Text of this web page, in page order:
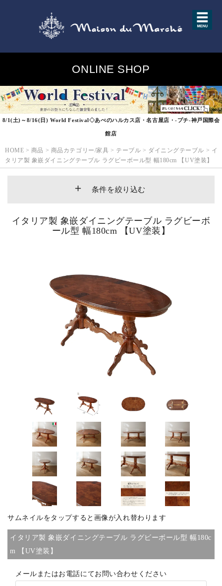
ONLINE SHOP
8/1(土)～8/16(日) World Festival◇あべのハルカス店・名古屋店・-プチ-神戸国際会
館店
HOME > 商品 > 商品カテゴリー/家具 > テーブル > ダイニングテーブル > イ
タリア製 象嵌ダイニングテーブル ラグビーボール型 幅180cm 【UV塗装】
条件を絞り込む
商品カテゴリー/家具
商品カテゴリー/雑貨
カラー
ブランド
イタリア製 象嵌ダイニングテーブル ラグビーボ
ール型 幅180cm 【UV塗装】
サムネイルをタップすると画像が入れ替わります
イタリア製 象嵌ダイニングテーブル ラグビーボール型 幅180c
m 【UV塗装】
メールまたはお電話にてお問い合わせください